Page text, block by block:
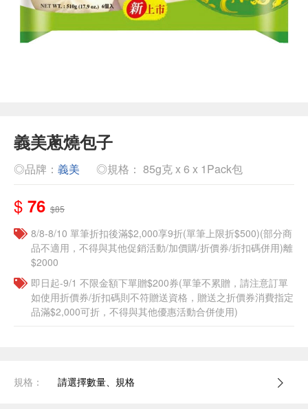
義美蔥燒包子
◎品牌： 義美 ◎規格： 85g克 x 6 x 1Pack包
$ 76 $85
8/8-8/10 單筆折扣後滿$2,000享9折(單筆上限折$500)(部分商
品不適用，不得與其他促銷活動/加價購/折價券/折扣碼併用)離
$2000
即日起-9/1 不限金額下單贈$200券(單筆不累贈，請注意訂單
如使用折價券/折扣碼則不符贈送資格，贈送之折價券消費指定
品滿$2,000可折，不得與其他優惠活動合併使用)
規格： 請選擇數量、規格